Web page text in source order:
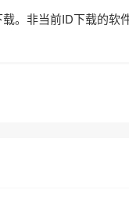
。非当前ID下载的软